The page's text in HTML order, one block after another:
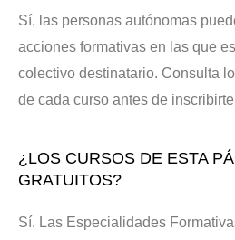
Sí, las personas autónomas
acciones formativas en las que
colectivo destinatario. Consulta
de cada curso antes de
¿LOS CURSOS DE ESTA
GRATUITOS?
Sí. Las Especialidades